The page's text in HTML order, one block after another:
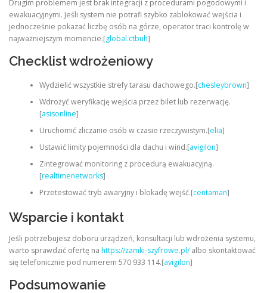
Drugim problemem jest brak integracji z procedurami pogodowymi i
ewakuacyjnymi. Jeśli system nie potrafi szybko zablokować wejścia i
jednocześnie pokazać liczbę osób na górze, operator traci kontrolę w
najważniejszym momencie.[global.ctbuh]
Checklist wdrożeniowy
Wydzielić wszystkie strefy tarasu dachowego.[chesleybrown]
Wdrożyć weryfikację wejścia przez bilet lub rezerwację.
[asisonline]
Uruchomić zliczanie osób w czasie rzeczywistym.[elia]
Ustawić limity pojemności dla dachu i wind.[avigilon]
Zintegrować monitoring z procedurą ewakuacyjną.
[realtimenetworks]
Przetestować tryb awaryjny i blokadę wejść.[centaman]
Wsparcie i kontakt
Jeśli potrzebujesz doboru urządzeń, konsultacji lub wdrożenia systemu,
warto sprawdzić ofertę na https://zamki-szyfrowe.pl/albo skontaktować
się telefonicznie pod numerem 570 933 114.[avigilon]
Podsumowanie